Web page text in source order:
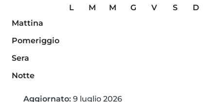
L M M G V S
D
Mattina
Pomeriggio
Sera
Notte
Aggiornato: 9 luglio 2026